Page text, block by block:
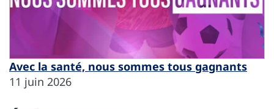
Avec la santé, nous sommes tous gagnants
11 juin 2026